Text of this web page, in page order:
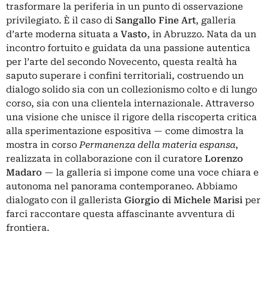
trasformare la periferia in un punto di osservazione
privilegiato. È il caso di Sangallo Fine Art, galleria
d’arte moderna situata a Vasto, in Abruzzo. Nata da un
incontro fortuito e guidata da una passione autentica
per l’arte del secondo Novecento, questa realtà ha
saputo superare i confini territoriali, costruendo un
dialogo solido sia con un collezionismo colto e di lungo
corso, sia con una clientela internazionale. Attraverso
una visione che unisce il rigore della riscoperta critica
alla sperimentazione espositiva — come dimostra la
mostra in corsoPermanenza della materia espansa,
realizzata in collaborazione con il curatore Lorenzo
Madaro — la galleria si impone come una voce chiara e
autonoma nel panorama contemporaneo. Abbiamo
dialogato con il gallerista Giorgio di Michele Marisi per
farci raccontare questa affascinante avventura di
frontiera.